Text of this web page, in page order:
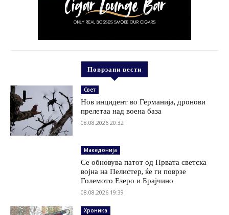
Поврзани вести
Свет
Нов инцидент во Германија, дронови
прелетаа над воена база
08.08.2026 20:32
Македонија
Се обновува патот од Првата светска
војна на Пелистер, ќе ги поврзе
Големото Езеро и Брајчино
08.08.2026 19:39
Хроника